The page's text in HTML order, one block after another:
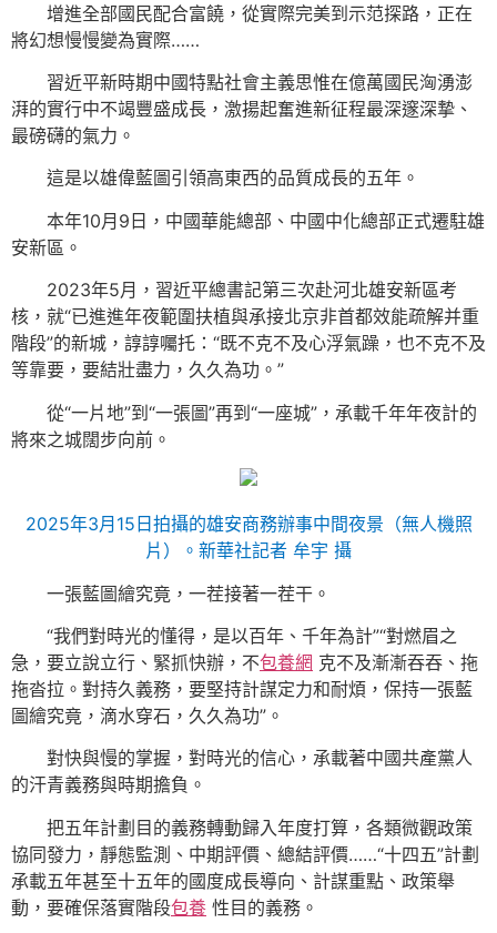
增進全部國民配合富饒，從實際完美到示范探路，正在
將幻想慢慢變為實際……
習近平新時期中國特點社會主義思惟在億萬國民洶湧澎
湃的實行中不竭豐盛成長，激揚起奮進新征程最深邃深摯、
最磅礴的氣力。
這是以雄偉藍圖引領高東西的品質成長的五年。
本年10月9日，中國華能總部、中國中化總部正式遷駐雄
安新區。
2023年5月，習近平總書記第三次赴河北雄安新區考
核，就“已進進年夜範圍扶植與承接北京非首都效能疏解并重
階段”的新城，諄諄囑托：“既不克不及心浮氣躁，也不克不及
等靠要，要結壯盡力，久久為功。”
從“一片地”到“一張圖”再到“一座城”，承載千年年夜計的
將來之城闊步向前。
2025年3月15日拍攝的雄安商務辦事中間夜景（無人機照
片）。新華社記者 牟宇 攝
一張藍圖繪究竟，一茬接著一茬干。
“我們對時光的懂得，是以百年、千年為計”“對燃眉之
急，要立說立行、緊抓快辦，不包養網 克不及漸漸吞吞、拖
拖沓拉。對持久義務，要堅持計謀定力和耐煩，保持一張藍
圖繪究竟，滴水穿石，久久為功”。
對快與慢的掌握，對時光的信心，承載著中國共產黨人
的汗青義務與時期擔負。
把五年計劃目的義務轉動歸入年度打算，各類微觀政策
協同發力，靜態監測、中期評價、總結評價……“十四五”計劃
承載五年甚至十五年的國度成長導向、計謀重點、政策舉
動，要確保落實階段包養 性目的義務。